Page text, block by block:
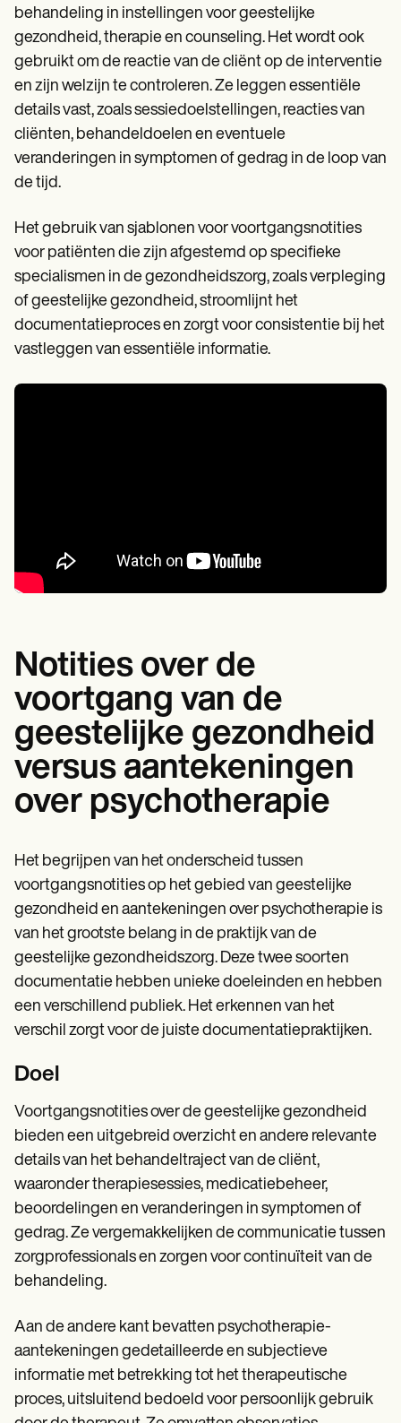
behandeling in instellingen voor geestelijke
gezondheid, therapie en counseling. Het wordt ook
gebruikt om de reactie van de cliënt op de interventie
en zijn welzijn te controleren. Ze leggen essentiële
details vast, zoals sessiedoelstellingen, reacties van
cliënten, behandeldoelen en eventuele
veranderingen in symptomen of gedrag in de loop van
de tijd.
Het gebruik van sjablonen voor voortgangsnotities
voor patiënten die zijn afgestemd op specifieke
specialismen in de gezondheidszorg, zoals verpleging
of geestelijke gezondheid, stroomlijnt het
documentatieproces en zorgt voor consistentie bij het
vastleggen van essentiële informatie.
Notities over de
voortgang van de
geestelijke gezondheid
versus aantekeningen
over psychotherapie
Het begrijpen van het onderscheid tussen
voortgangsnotities op het gebied van geestelijke
gezondheid en aantekeningen over psychotherapie is
van het grootste belang in de praktijk van de
geestelijke gezondheidszorg. Deze twee soorten
documentatie hebben unieke doeleinden en hebben
een verschillend publiek. Het erkennen van het
verschil zorgt voor de juiste documentatiepraktijken.
Doel
Voortgangsnotities over de geestelijke gezondheid
bieden een uitgebreid overzicht en andere relevante
details van het behandeltraject van de cliënt,
waaronder therapiesessies, medicatiebeheer,
beoordelingen en veranderingen in symptomen of
gedrag. Ze vergemakkelijken de communicatie tussen
zorgprofessionals en zorgen voor continuïteit van de
behandeling.
Aan de andere kant bevatten psychotherapie-
aantekeningen gedetailleerde en subjectieve
informatie met betrekking tot het therapeutische
proces, uitsluitend bedoeld voor persoonlijk gebruik